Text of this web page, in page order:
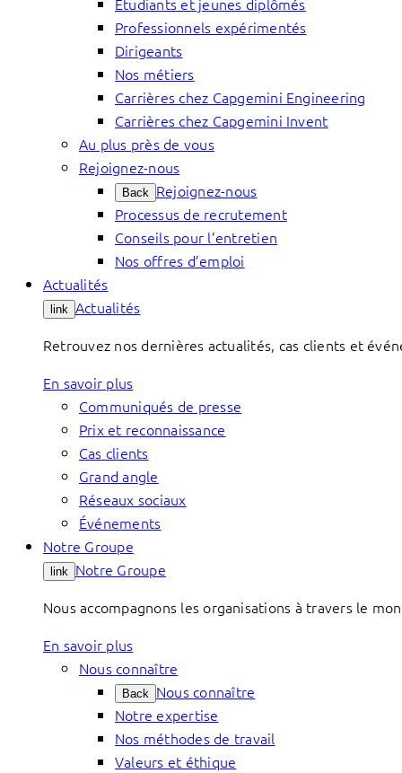
Professionnels expérimentés
Dirigeants
Nos métiers
Carrières chez Capgemini Engineering
Carrières chez Capgemini Invent
Au plus près de vous
Rejoignez-nous
Back Rejoignez-nous
Processus de recrutement
Conseils pour l’entretien
Nos offres d’emploi
Actualités
link Actualités
Retrouvez nos dernières actualités, cas clients et
En savoir plus
Communiqués de presse
Prix et reconnaissance
Cas clients
Grand angle
Réseaux sociaux
Événements
Notre Groupe
link Notre Groupe
Nous accompagnons les organisations à travers le
En savoir plus
Nous connaître
Back Nous connaître
Notre expertise
Nos méthodes de travail
Valeurs et éthique